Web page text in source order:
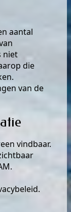
aantal
niet
die
van de
vindbaar.